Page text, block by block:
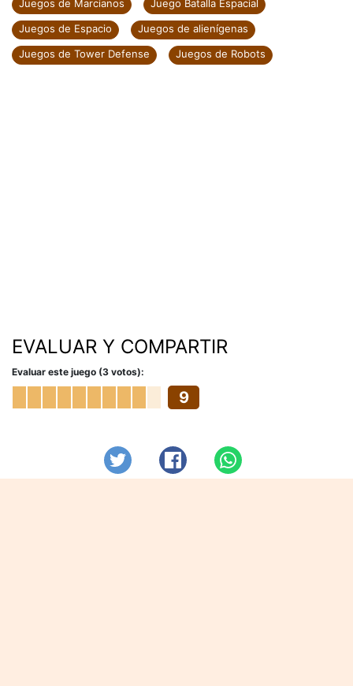
Juegos de Marcianos
Juego Batalla Espacial
Juegos de Espacio
Juegos de alienígenas
Juegos de Tower Defense
Juegos de Robots
EVALUAR Y COMPARTIR
Evaluar este juego (3 votos):
9